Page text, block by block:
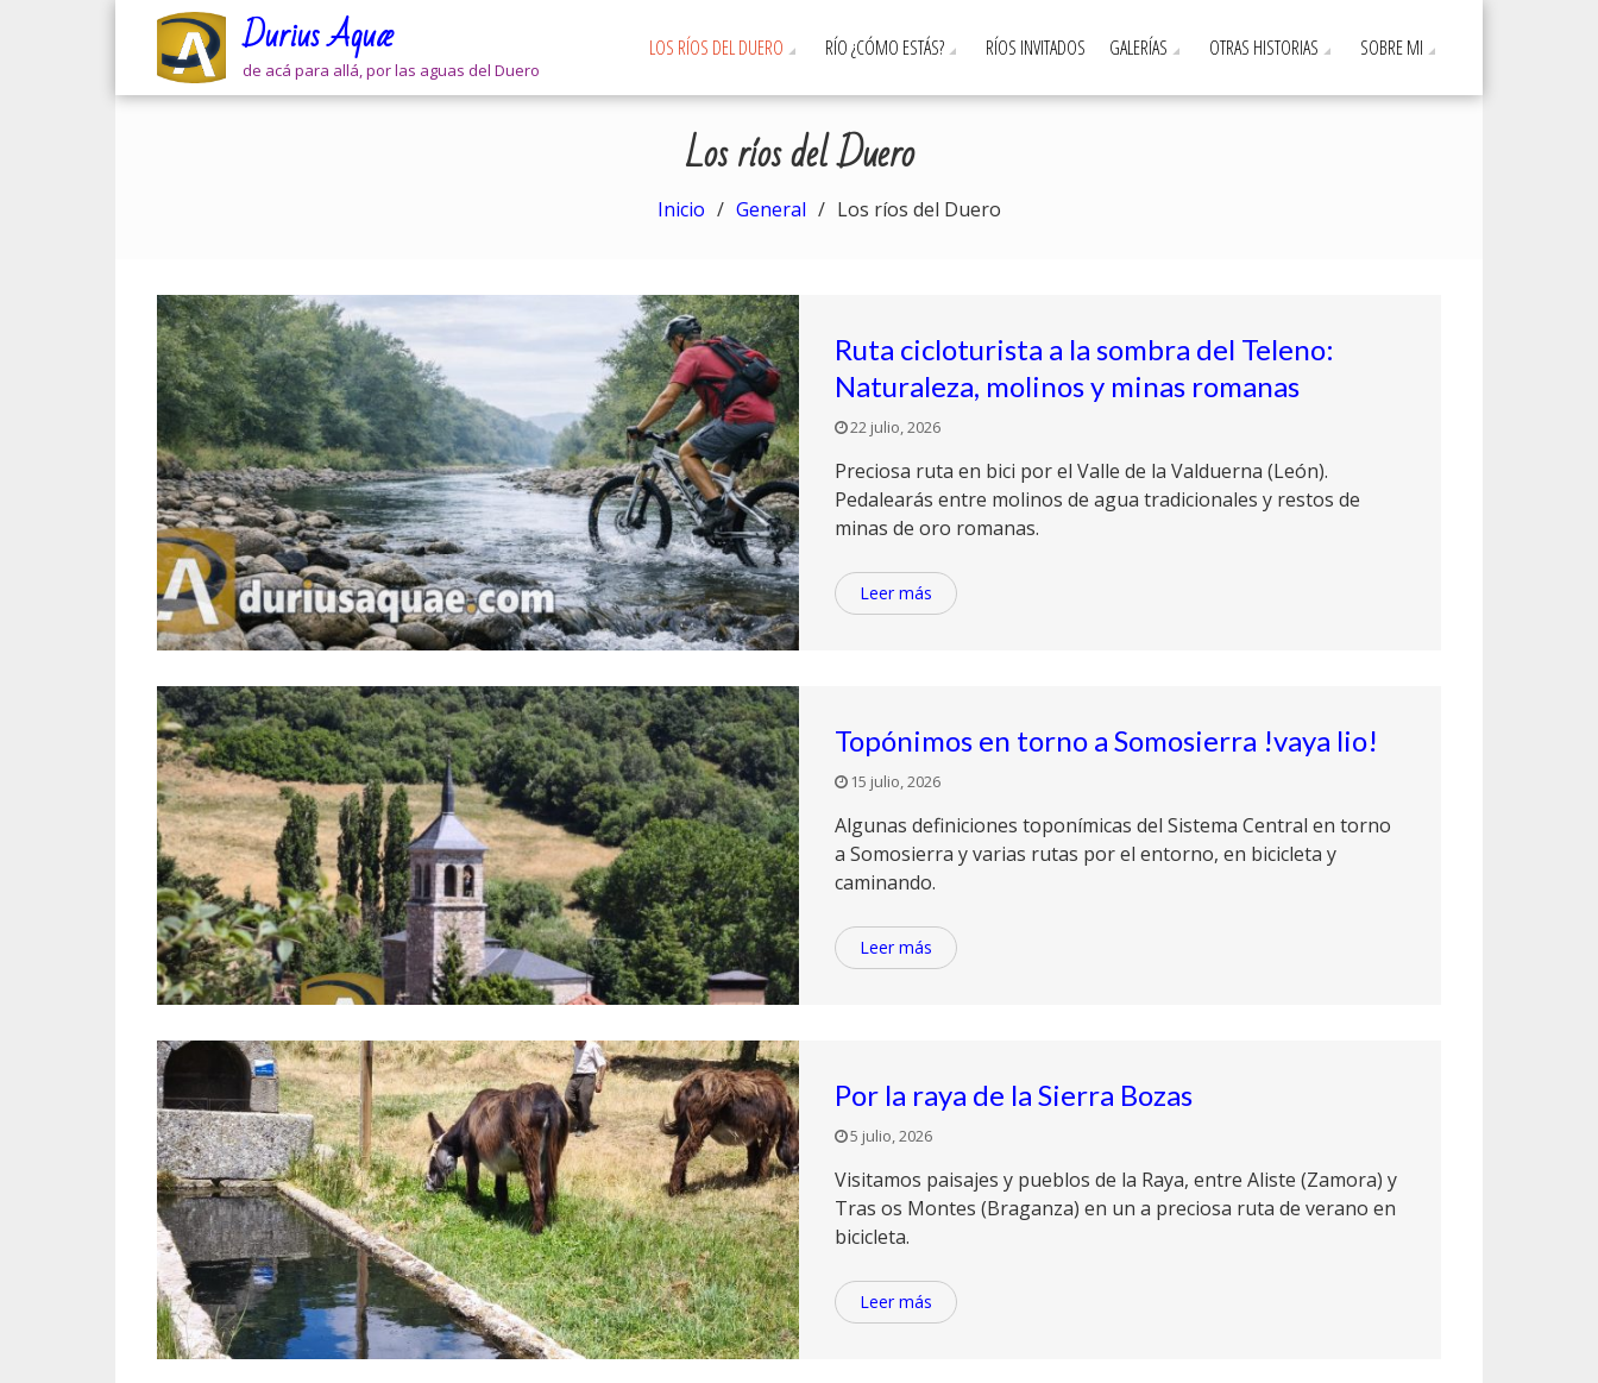
Durius Aquæ
de acá para allá, por las aguas del Duero
LOS RÍOS DEL DUERO RÍO ¿CÓMO ESTÁS? RÍOS INVITADOS GALERÍAS OTRAS HISTORIAS SOBRE MI
Los ríos del Duero
Inicio General Los ríos del Duero
Ruta cicloturista a la sombra del Teleno:
Naturaleza, molinos y minas romanas
22 julio, 2026
Preciosa ruta en bici por el Valle de la Valduerna (León).
Pedalearás entre molinos de agua tradicionales y restos de
minas de oro romanas.
Leer más
Topónimos en torno a Somosierra !vaya lio!
15 julio, 2026
Algunas definiciones toponímicas del Sistema Central en torno
a Somosierra y varias rutas por el entorno, en bicicleta y
caminando.
Leer más
Por la raya de la Sierra Bozas
5 julio, 2026
Visitamos paisajes y pueblos de la Raya, entre Aliste (Zamora) y
Tras os Montes (Braganza) en un a preciosa ruta de verano en
bicicleta.
Leer más